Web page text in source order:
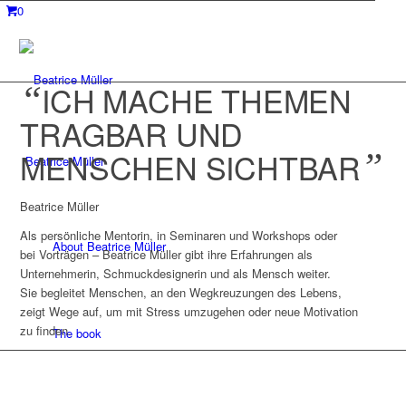
0
Beatrice Müller
About Beatrice Müller
The book
“ICH MACHE THEMEN
TRAGBAR UND
MENSCHEN SICHTBAR”
Beatrice Müller
Als persönliche Mentorin, in Seminaren und Workshops oder
bei Vorträgen – Beatrice Müller gibt ihre Erfahrungen als
Unternehmerin, Schmuckdesignerin und als Mensch weiter.
Sie begleitet Menschen, an den Wegkreuzungen des Lebens,
zeigt Wege auf, um mit Stress umzugehen oder neue Motivation
zu finden.